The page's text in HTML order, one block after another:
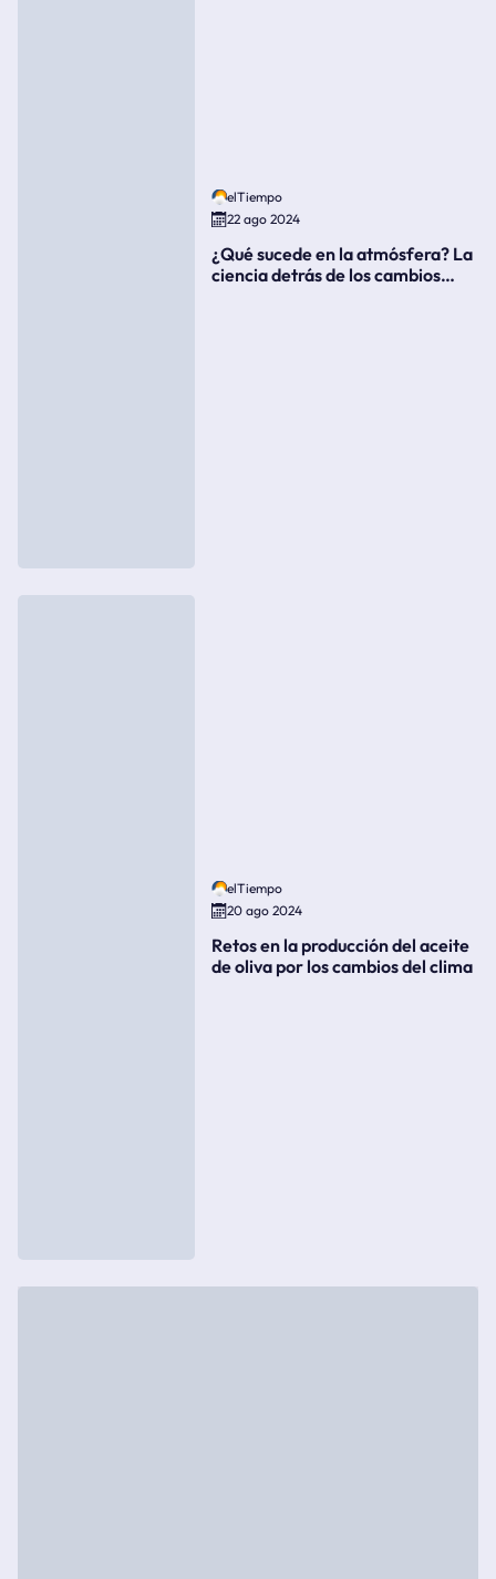
elTiempo
22 ago 2024
¿Qué sucede en la atmósfera? La
ciencia detrás de los cambios
elTiempo
20 ago 2024
Retos en la producción del aceite
de oliva por los cambios del clima